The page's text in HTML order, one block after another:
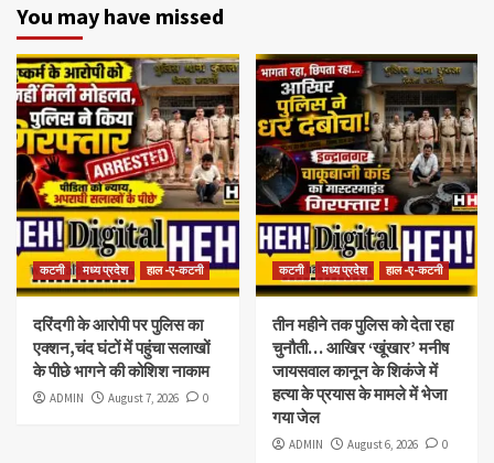
You may have missed
कटनी मध्य प्रदेश हाल -ए-कटनी
दरिंदगी के आरोपी पर पुलिस का
एक्शन,चंद घंटों में पहुंचा सलाखों
के पीछे भागने की कोशिश नाकाम
ADMIN August 7, 2026 0
कटनी मध्य प्रदेश हाल -ए-कटनी
तीन महीने तक पुलिस को देता रहा
चुनौती… आखिर ‘खूंखार’ मनीष
जायसवाल कानून के शिकंजे में
हत्या के प्रयास के मामले में भेजा
गया जेल
ADMIN August 6, 2026 0